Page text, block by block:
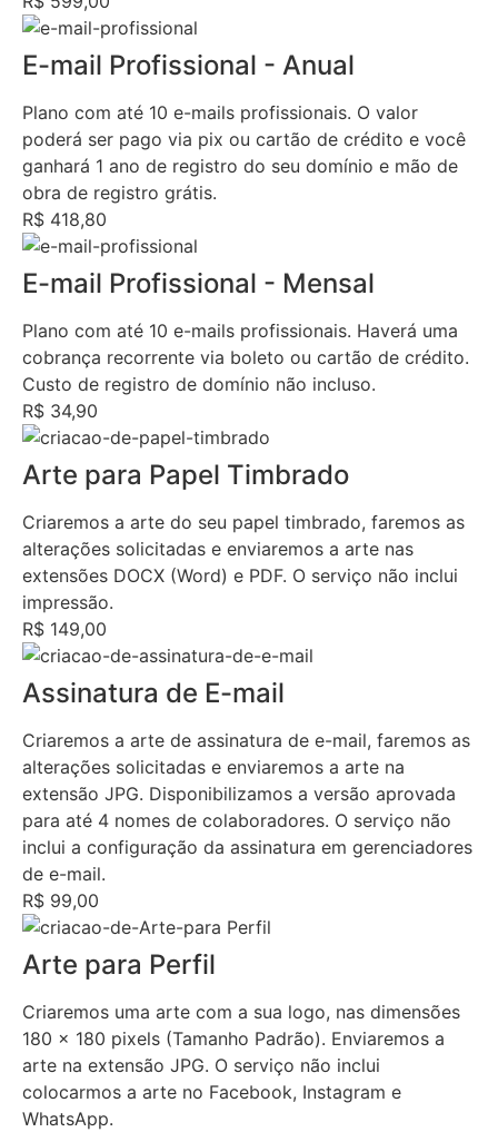
E-mail Profissional - Anual
Plano com até 10 e-mails profissionais. O valor
poderá ser pago via pix ou cartão de crédito e você
ganhará 1 ano de registro do seu domínio e mão de
obra de registro grátis.
R$ 418,80
E-mail Profissional - Mensal
Plano com até 10 e-mails profissionais. Haverá uma
cobrança recorrente via boleto ou cartão de crédito.
Custo de registro de domínio não incluso.
R$ 34,90
Arte para Papel Timbrado
Criaremos a arte do seu papel timbrado, faremos as
alterações solicitadas e enviaremos a arte nas
extensões DOCX (Word) e PDF. O serviço não inclui
impressão.
R$ 149,00
Assinatura de E-mail
Criaremos a arte de assinatura de e-mail, faremos as
alterações solicitadas e enviaremos a arte na
extensão JPG. Disponibilizamos a versão aprovada
para até 4 nomes de colaboradores. O serviço não
inclui a configuração da assinatura em gerenciadores
de e-mail.
R$ 99,00
Arte para Perfil
Criaremos uma arte com a sua logo, nas dimensões
180 x 180 pixels (Tamanho Padrão). Enviaremos a
arte na extensão JPG. O serviço não inclui
colocarmos a arte no Facebook, Instagram e
WhatsApp.